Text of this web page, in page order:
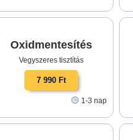
Oxidmentesítés
Vegyszeres tisztítás
7 990 Ft
1-3 nap